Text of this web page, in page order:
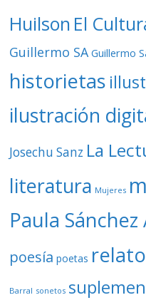
Huilson El
Guillermo SA Guillermo
historietas
ilustración
Josechu Sanz La
literatura Mujeres
Paula
poesía poetas
Barral sonetos